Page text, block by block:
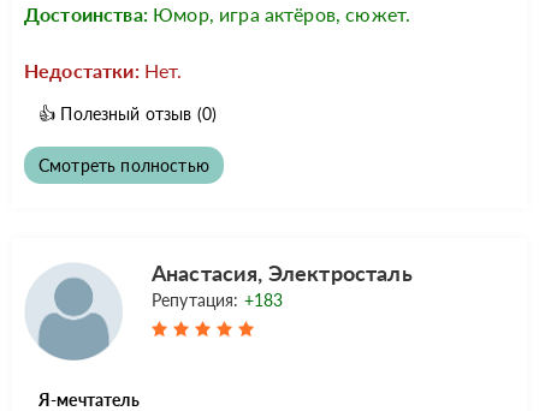
Достоинства: Юмор, игра актёров, сюжет.
Недостатки: Нет.
👍 Полезный отзыв (0)
Смотреть полностью
Анастасия, Электросталь
Репутация: +183
Я-мечтатель